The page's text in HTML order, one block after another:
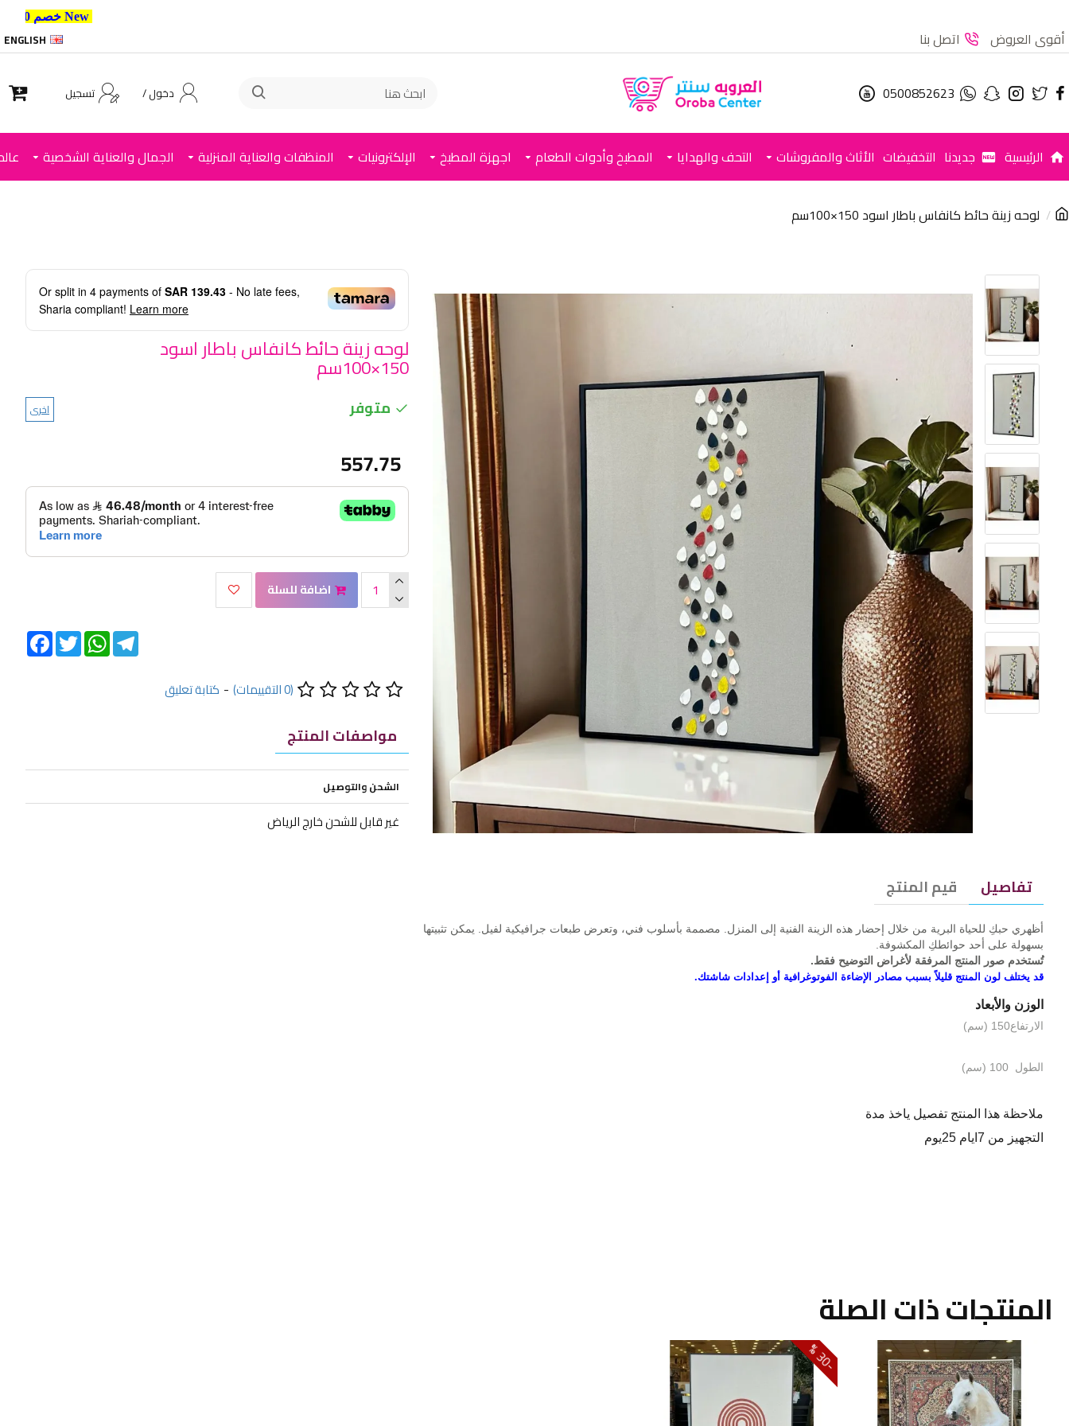
أقوى العروض اتصل بنا ENGLISH
0500852623 دخول / تسجيل
الرئيسية جديدنا التخفيضات الأثاث والمفروشات التحف والهدايا المطبخ وأدوات الطعام اجهزة المطبخ الإلكترونيات المنظفات والعناية المنزلية الجمال والعناية الشخصية
لوحه زينة حائط كانفاس باطار اسود 150×100سم
Or split in 4 payments of SAR 139.43 - No late fees,
Sharia compliant! Learn more
لوحه زينة حائط كانفاس باطار اسود
150×100سم
متوفر اخرى
(0 التقييمات) - كتابة تعليق
557.75
اضافة للسلة
FacebookTwitter
WhatsAppTelegram
مواصفات المنتج
الشحن والتوصيل
غير قابل للشحن خارج الرياض
تفاصيل قيم المنتج
أظهري حبكِ للحياة البرية من خلال إحضار هذه الزينة الفنية إلى المنزل. مصممة بأسلوب فني، وتعرض طبعات جرافيكية لفيل. يمكن تثبيتها
بسهولة على أحد حوائطكِ المكشوفة.
تُستخدم صور المنتج المرفقة لأغراض التوضيح فقط.
قد يختلف لون المنتج قليلاً بسبب مصادر الإضاءة الفوتوغرافية أو إعدادات شاشتك.
الوزن والأبعاد
الارتفاع150 (سم)
الطول 100 (سم)
ملاحظة هذا المنتج تفصيل ياخذ مدة
التجهيز من 7ايام 25يوم
المنتجات ذات الصلة
-
3
0
%